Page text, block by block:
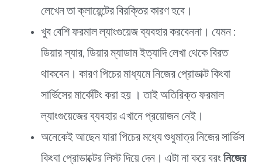
লেখেন তা ক্লায়েন্টের বিরক্তির কারণ হবে।
খুব বেশি ফরমাল ল্যাংগুয়েজ ব্যবহার করবেননা। যেমন :
ডিয়ার স্যার, ডিয়ার ম্যাডাম ইত্যাদি লেখা থেকে বিরত
থাকবেন। কারণ পিচের মাধ্যমে নিজের প্রোডাক্ট কিংবা
সার্ভিসের মার্কেটিং করা হয় । তাই অতিরিক্ত ফরমাল
ল্যাংগুয়েজের ব্যবহার এখানে প্রয়োজন নেই।
অনেকেই আছেন যারা পিচের মধ্যে শুধুমাত্র নিজের সার্ভিস
কিংবা প্রোডাক্টের লিস্ট দিয়ে দেন। এটা না করে বরং নিজের